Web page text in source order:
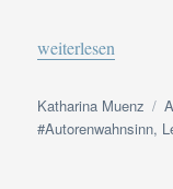
weiterlesen
Autor
Katharina Muenz
#Autorenwahnsinn,